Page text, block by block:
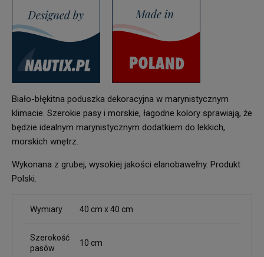
Biało-błękitna poduszka dekoracyjna w marynistycznym
klimacie. Szerokie pasy i morskie, łagodne kolory sprawiają, że
będzie idealnym marynistycznym dodatkiem do lekkich,
morskich wnętrz.
Wykonana z grubej, wysokiej jakości elanobawełny. Produkt
Polski.
Wymiary 40 cm x 40 cm
Szerokość
pasów
10 cm